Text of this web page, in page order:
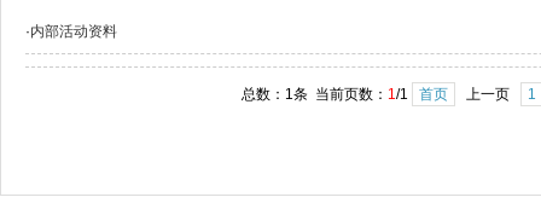
·内部活动资料
总数：1条 当前页数： 1/1 首页 上一页 1